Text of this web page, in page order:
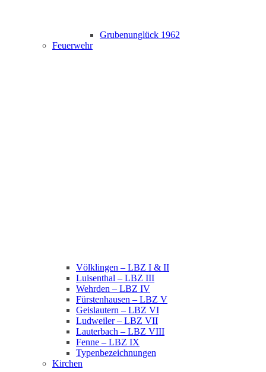
Grubenunglück 1962
Feuerwehr
Völklingen – LBZ I & II
Luisenthal – LBZ III
Wehrden – LBZ IV
Fürstenhausen – LBZ V
Geislautern – LBZ VI
Ludweiler – LBZ VII
Lauterbach – LBZ VIII
Fenne – LBZ IX
Typenbezeichnungen
Kirchen